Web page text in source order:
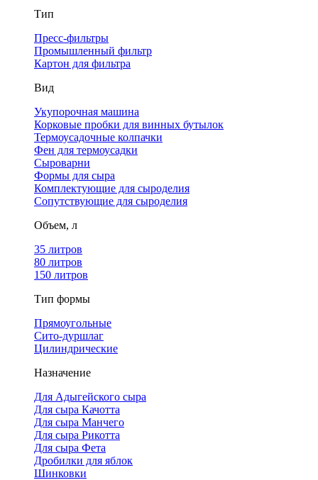
Тип
Пресс-фильтры
Промышленный фильтр
Картон для фильтра
Вид
Укупорочная машина
Корковые пробки для винных бутылок
Термоусадочные колпачки
Фен для термоусадки
Сыроварни
Формы для сыра
Комплектующие для сыроделия
Сопутствующие для сыроделия
Объем, л
35 литров
80 литров
150 литров
Тип формы
Прямоугольные
Сито-дуршлаг
Цилиндрические
Назначение
Для Адыгейского сыра
Для сыра Качотта
Для сыра Манчего
Для сыра Рикотта
Для сыра Фета
Дробилки для яблок
Шинковки